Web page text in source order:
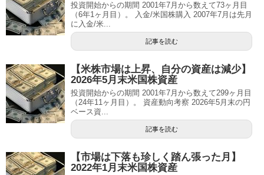
投資開始からの期間 2001年7月から数えて73ヶ月目
（6年1ヶ月目）。 入金/米国株購入 2007年7月は先月
に入金/米...
記事を読む
【米株市場は上昇、自分の資産は減少】
2026年5月末米国株資産
投資開始からの期間 2001年7月から数えて299ヶ月目
（24年11ヶ月目）。 資産動向考察 2026年5月末の円
ベース資...
記事を読む
【市場は下落も珍しく踏ん張った月】
2022年1月末米国株資産